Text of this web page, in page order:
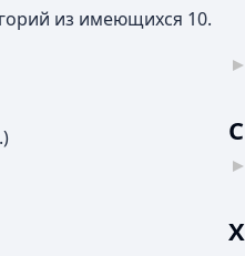
из имеющихся 10.
С
Х